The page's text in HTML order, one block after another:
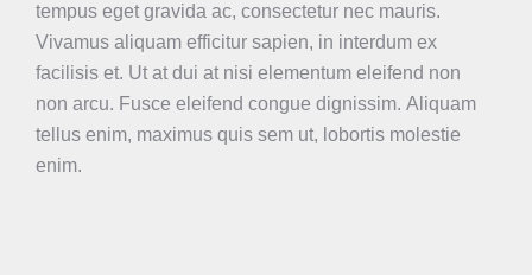
tempus eget gravida ac, consectetur nec mauris.
Vivamus aliquam efficitur sapien, in interdum ex
facilisis et. Ut at dui at nisi elementum eleifend non
non arcu. Fusce eleifend congue dignissim. Aliquam
tellus enim, maximus quis sem ut, lobortis molestie
enim.